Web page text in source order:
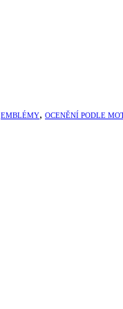
EMBLÉMY, OCENĚNÍ PODLE